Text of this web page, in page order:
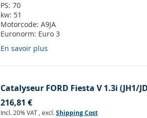
PS:70
kw: 51
Motorcode:A9JA
Euronorm: Euro 3
En savoir plus
Catalyseur FORD Fiesta V 1.3i (JH1/
216,81 €
Incl. 20% VAT ,excl.Shipping Cost